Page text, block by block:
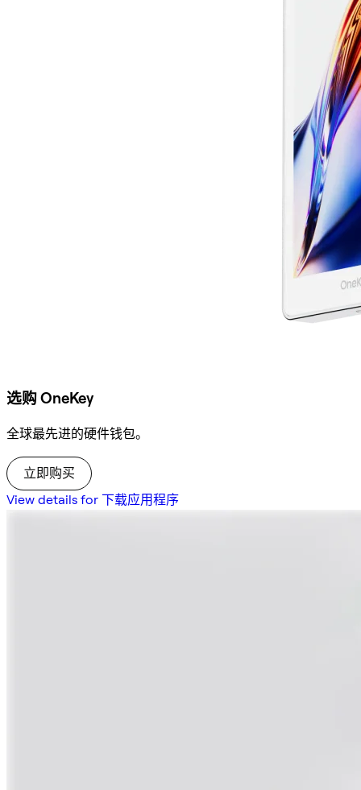
选购 OneKey
全球最先进的硬件钱包。
立即购买
View details for 下载应用程序